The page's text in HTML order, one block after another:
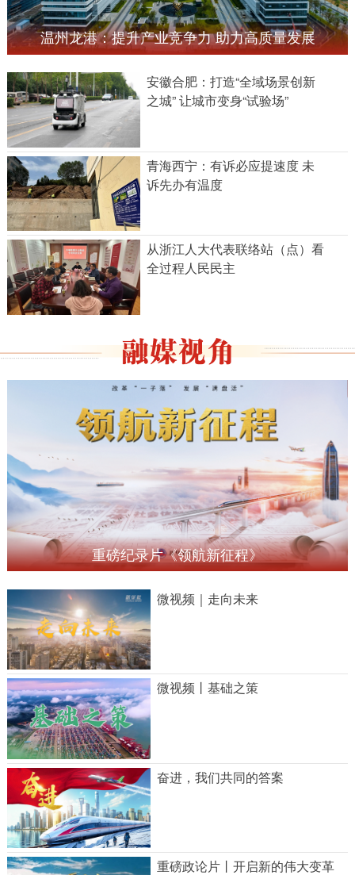
温州龙港：提升产业竞争力 助力高质量发展
安徽合肥：打造“全域场景创新
之城” 让城市变身“试验场”
青海西宁：有诉必应提速度 未
诉先办有温度
从浙江人大代表联络站（点）看
全过程人民民主
重磅纪录片《领航新征程》
微视频｜走向未来
微视频丨基础之策
奋进，我们共同的答案
重磅政论片丨开启新的伟大变革